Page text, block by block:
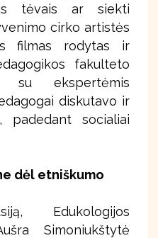
tėvais ar siekti
cirko artistės
filmas rodytas ir
fakulteto
su ekspertėmis
diskutavo ir
padedant socialiai
dėl etniškumo
Edukologijos
Simoniukštytė